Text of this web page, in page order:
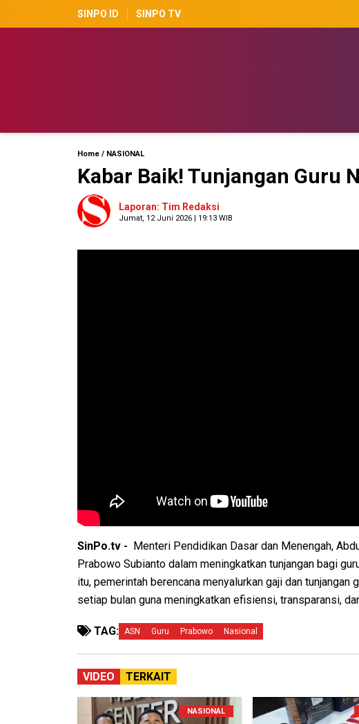
SINPO ID SINPO TV
Home / NASIONAL
Kabar Baik! Tunjangan Guru
Laporan: Tim Redaksi
Jumat, 12 Juni 2026 | 19:13 WIB
SinPo.tv -
Menteri Pendidikan Dasar dan Menengah,
Prabowo Subianto dalam meningkatkan tunjangan bagi
itu, pemerintah berencana menyalurkan gaji dan
setiap bulan guna meningkatkan efisiensi, transparansi,
TAG: ASN Guru Prabowo Nasional
VIDEO TERKAIT
NASIONAL